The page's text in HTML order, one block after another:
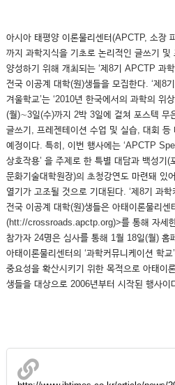
아시아 태평양 이론물리센터(APCTP, 소장
까지 과학지식을 기초로 논리적인 글쓰기
양성하기 위해 개최되는 ‘제8기 APCTP 과
전국 이공계 대학(원)생들을 모집한다. ‘제8
겨울학교’는 ‘2010년 한국에서의 과학의 위
(월)∼3일(수)까지 2박 3일에 걸쳐 포스텍 무
글쓰기, 프레젠테이션 수업 및 실습, 대회 등
예정이다. 특히, 이번 행사에는 ‘APCTP
상호작용’ 을 주제로 한 특별 대담과 백성기
문화기술대학원장)의 초청강연도 마련돼 있
열기가 고조될 것으로 기대된다. ‘제8기 과
전국 이공계 대학(원)생들은 아태이론물리
(htt://crossroads.apctp.org)>를 통해 자세
참가자 24명은 심사를 통해 1월 18일(월) 홈
아태이론물리센터의 ‘과학커뮤니케이션 학
중요성을 확산시키기 위한 목적으로 아태이
생들을 대상으로 2006년부터 시작된 행사이